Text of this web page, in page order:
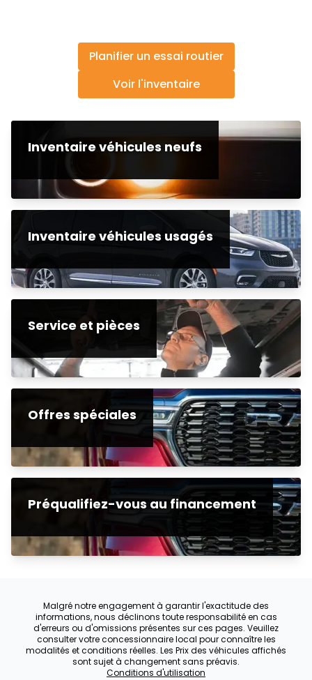
Planifier un essai routier
Voir l'inventaire
Inventaire véhicules neufs
Inventaire véhicules usagés
Service et pièces
Offres spéciales
Préqualifiez-vous au financement
Malgré notre engagement à garantir l'exactitude des
informations, nous déclinons toute responsabilité en cas
d'erreurs ou d'omissions présentes sur ces pages. Veuillez
consulter votre concessionnaire local pour connaître les
modalités et conditions réelles. Les Prix des véhicules affichés
sont sujet à changement sans préavis.
Conditions d'utilisation